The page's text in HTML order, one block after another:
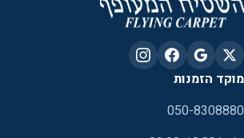
מוקד הזמנות
050-8308880